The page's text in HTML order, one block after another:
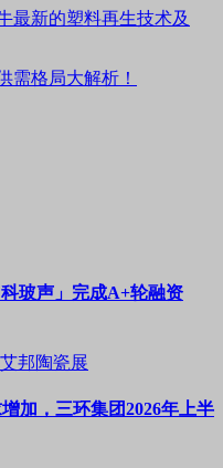
最新的塑料再生技术及
需格局大解析！
玻声」完成A+轮融资
艾邦陶瓷展
加，三环集团2026年上半